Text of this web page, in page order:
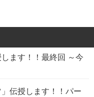
ます！！最終回 ～今
伝授します！！パー